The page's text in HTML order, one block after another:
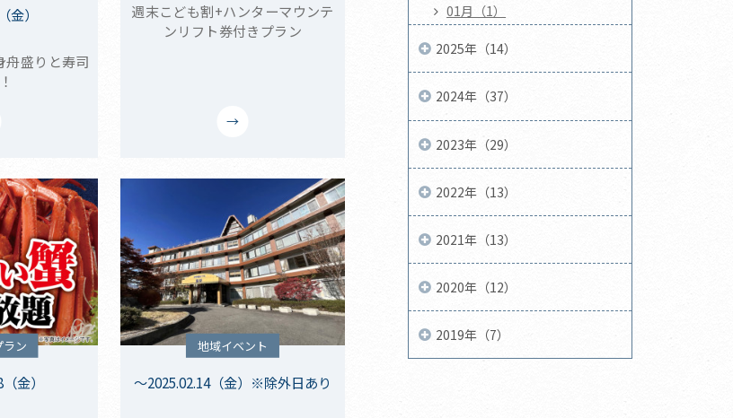
金）
舟盛りと寿司
週末こども割+ハンターマウンテ
ンリフト券付きプラン
ラン
金）
地域イベント
～2025.02.14（金）※除外日あり
01月（1）
2025年（14）
2024年（37）
2023年（29）
2022年（13）
2021年（13）
2020年（12）
2019年（7）